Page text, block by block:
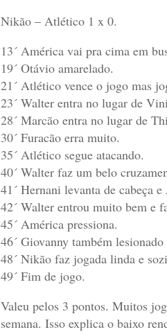
Nikão – Atlético 1 x 0.
13´ América vai pra cima em
19´ Otávio amarelado.
21´ Atlético vence o jogo mas
23´ Walter entra no lugar de
28´ Marcão entra no lugar de
30´ Furacão erra muito.
35´ Atlético segue atacando.
40´ Walter faz um belo
41´ Hernani levanta de cabeça
42´ Walter entrou muito bem e
45´ América pressiona.
46´ Giovanny também
48´ Nikão faz jogada linda e
49´ Fim de jogo.
Valeu pelos 3 pontos. Muitos
semana. Isso explica o baixo